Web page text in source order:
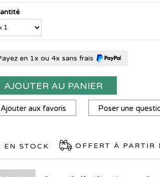
en 1x ou 4x sans frais
AJOUTER AU PANIER
Ajouter aux favoris Poser une
EN STOCK OFFERT À PARTIR